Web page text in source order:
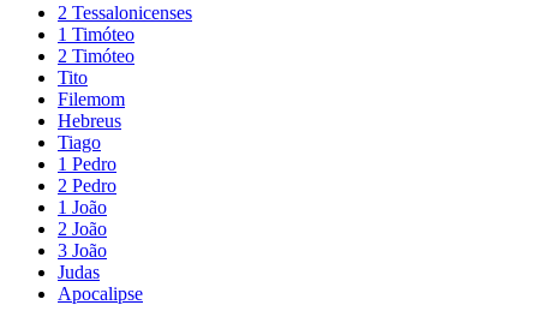
2 Tessalonicenses
1 Timóteo
2 Timóteo
Tito
Filemom
Hebreus
Tiago
1 Pedro
2 Pedro
1 João
2 João
3 João
Judas
Apocalipse